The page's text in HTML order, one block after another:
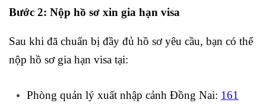
Bước 2: Nộp hồ sơ xin gia hạn visa
Sau khi đã chuẩn bị đầy đủ hồ sơ yêu cầu, bạn có thể
nộp hồ sơ gia hạn visa tại:
Phòng quản lý xuất nhập cảnh Đồng Nai: 161